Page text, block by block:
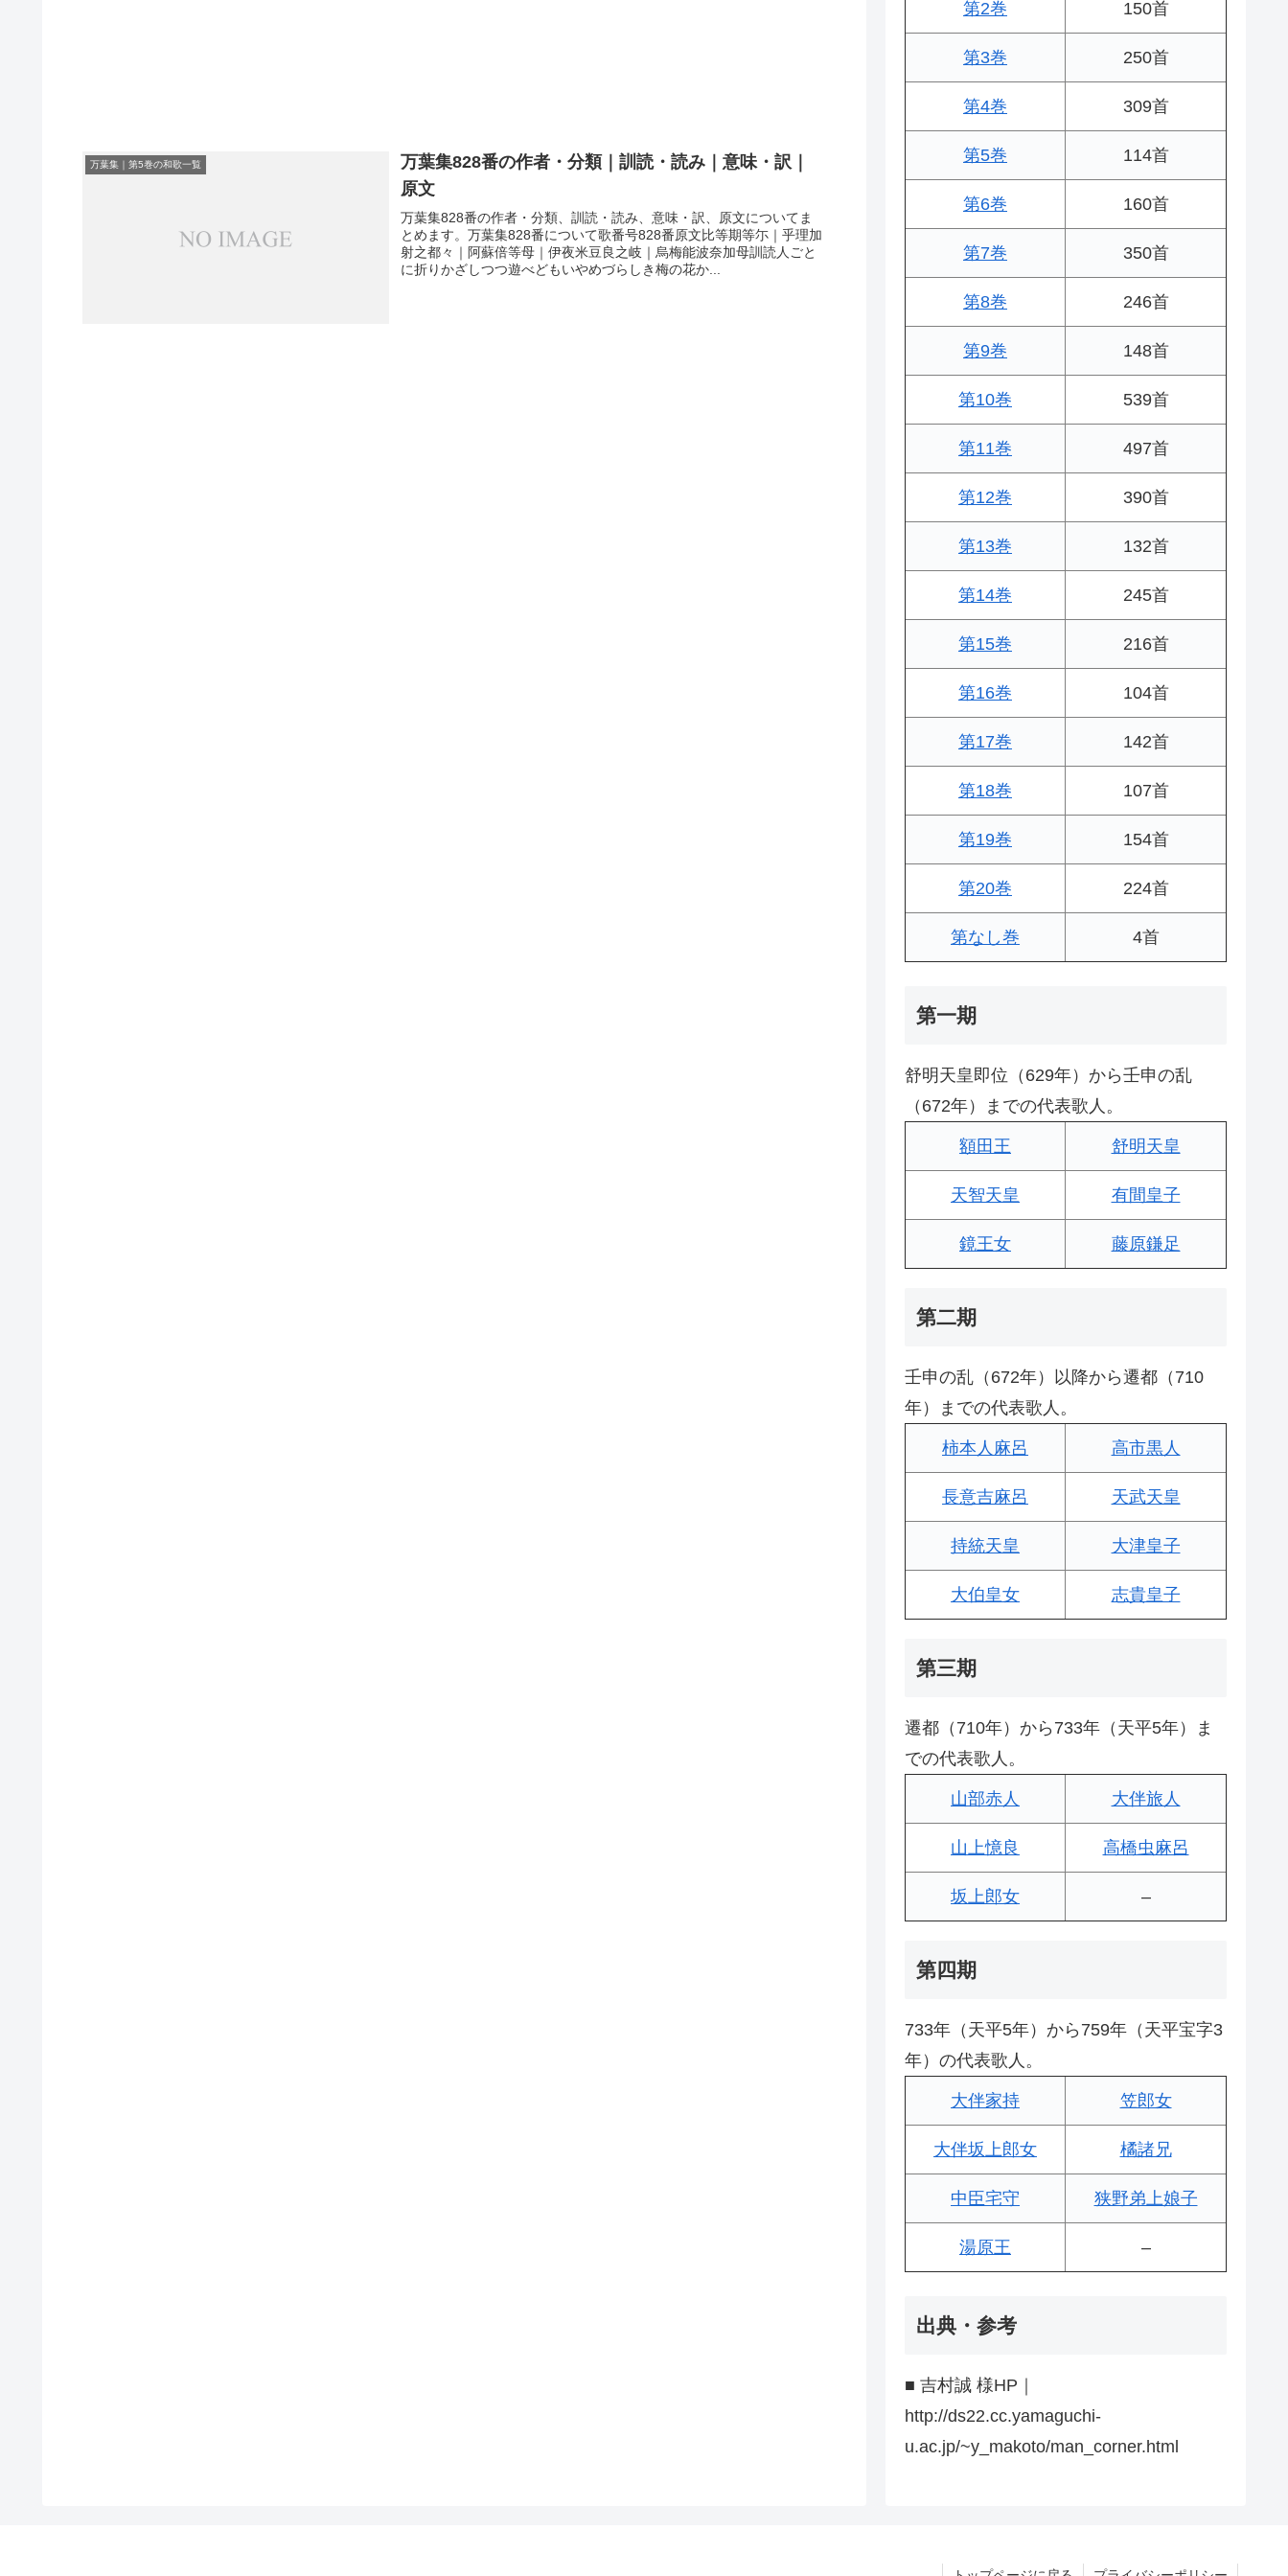
万葉集｜第5巻の和歌一覧
万葉集828番の作者・分類｜訓読・読み｜意味・訳｜
原文
万葉集828番の作者・分類、訓読・読み、意味・訳、原文についてま
とめます。万葉集828番について歌番号828番原文比等期等尓｜乎理加
射之都々｜阿蘇倍等母｜伊夜米豆良之岐｜烏梅能波奈加母訓読人ごと
に折りかざしつつ遊べどもいやめづらしき梅の花か...
第2巻 150首
第3巻 250首
第4巻 309首
第5巻 114首
第6巻 160首
第7巻 350首
第8巻 246首
第9巻 148首
第10巻 539首
第11巻 497首
第12巻 390首
第13巻 132首
第14巻 245首
第15巻 216首
第16巻 104首
第17巻 142首
第18巻 107首
第19巻 154首
第20巻 224首
第なし巻 4首
第一期
舒明天皇即位（629年）から壬申の乱
（672年）までの代表歌人。
額田王 舒明天皇
天智天皇 有間皇子
鏡王女 藤原鎌足
第二期
壬申の乱（672年）以降から遷都（710
年）までの代表歌人。
柿本人麻呂 高市黒人
長意吉麻呂 天武天皇
持統天皇 大津皇子
大伯皇女 志貴皇子
第三期
遷都（710年）から733年（天平5年）ま
での代表歌人。
山部赤人 大伴旅人
山上憶良 高橋虫麻呂
坂上郎女 –
第四期
733年（天平5年）から759年（天平宝字3
年）の代表歌人。
大伴家持 笠郎女
大伴坂上郎女 橘諸兄
中臣宅守 狭野弟上娘子
湯原王 –
出典・参考
■ 吉村誠 様HP｜
http://ds22.cc.yamaguchi-
u.ac.jp/~y_makoto/man_corner.html